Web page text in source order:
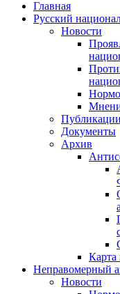
Главная
Русский
Новости
Публикации
Документы
Архив
Карта
Неправомерный
Новости